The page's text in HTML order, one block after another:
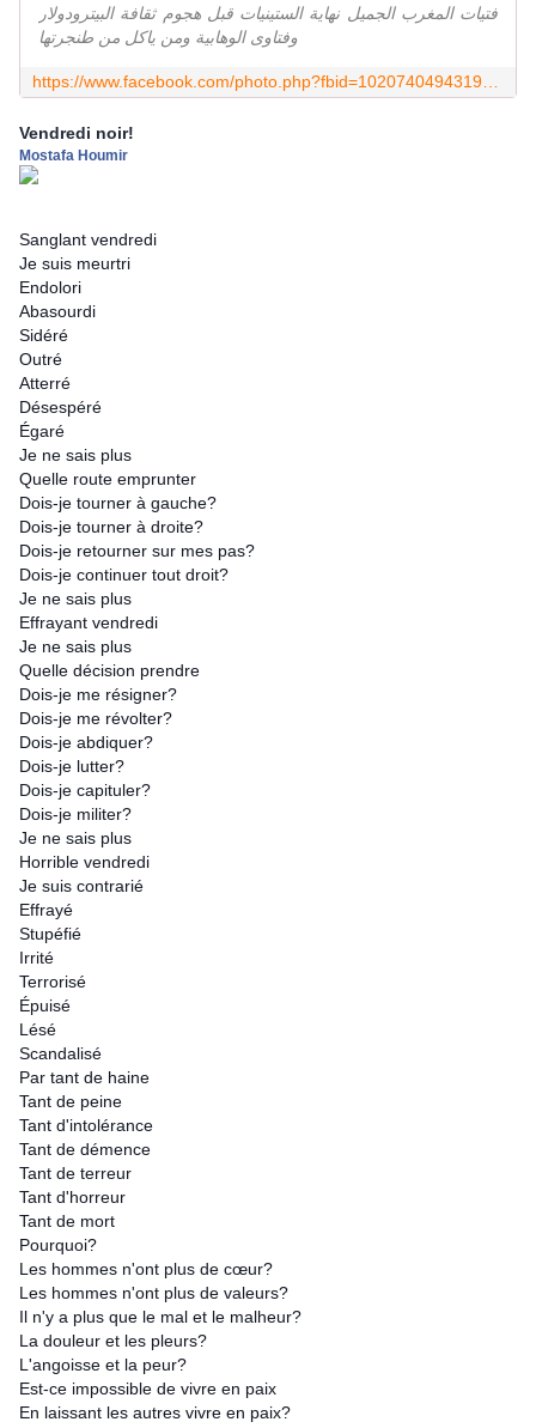
فتيات المغرب الجميل نهاية الستينيات قبل هجوم ثقافة البيترودولار
وفتاوى الوهابية ومن ياكل من طنجرتها
Vendredi noir!
Mostafa Houmir
Sanglant vendredi
Je suis meurtri
Endolori
Abasourdi
Sidéré
Outré
Atterré
Désespéré
Égaré
Je ne sais plus
Quelle route emprunter
Dois-je tourner à gauche?
Dois-je tourner à droite?
Dois-je retourner sur mes pas?
Dois-je continuer tout droit?
Je ne sais plus
Effrayant vendredi
Je ne sais plus
Quelle décision prendre
Dois-je me résigner?
Dois-je me révolter?
Dois-je abdiquer?
Dois-je lutter?
Dois-je capituler?
Dois-je militer?
Je ne sais plus
Horrible vendredi
Je suis contrarié
Effrayé
Stupéfié
Irrité
Terrorisé
Épuisé
Lésé
Scandalisé
Par tant de haine
Tant de peine
Tant d'intolérance
Tant de démence
Tant de terreur
Tant d'horreur
Tant de mort
Pourquoi?
Les hommes n'ont plus de cœur?
Les hommes n'ont plus de valeurs?
Il n'y a plus que le mal et le malheur?
La douleur et les pleurs?
L'angoisse et la peur?
Est-ce impossible de vivre en paix
En laissant les autres vivre en paix?